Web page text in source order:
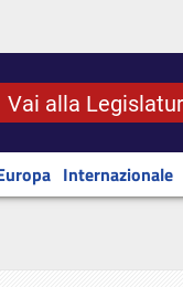
Vai alla
Internazionale